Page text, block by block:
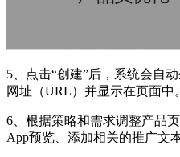
5、点击“创建”后，系统会自
网址（URL）并显示在页面中。
6、根据策略和需求调整产品
App预览、添加相关的推广文本